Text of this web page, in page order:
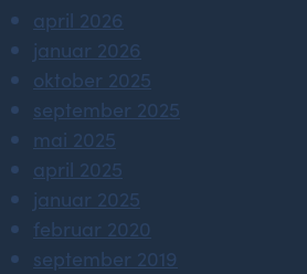
april 2026
januar 2026
oktober 2025
september 2025
mai 2025
april 2025
januar 2025
februar 2020
september 2019